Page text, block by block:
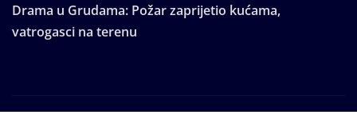
Drama u Grudama: Požar zaprijetio kućama,
vatrogasci na terenu